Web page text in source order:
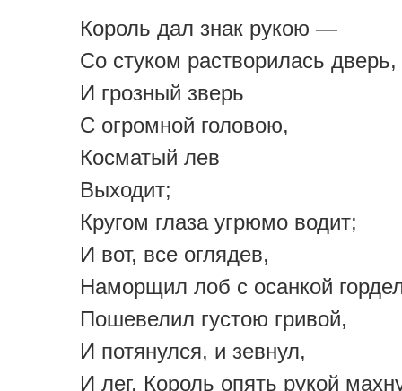
Король дал знак рукою —
Со стуком растворилась дверь,
И грозный зверь
С огромной головою,
Косматый лев
Выходит;
Кругом глаза угрюмо водит;
И вот, все оглядев,
Наморщил лоб с осанкой
Пошевелил густою гривой,
И потянулся, и зевнул,
И лег. Король опять рукой